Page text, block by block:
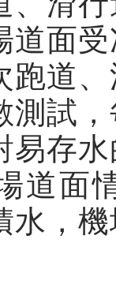
道面
跑道
測試
易存
道面
水，